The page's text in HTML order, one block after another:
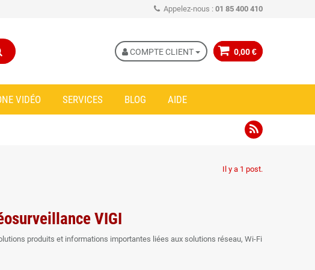
Appelez-nous : 01 85 400 410
0,00 €
COMPTE CLIENT
VIDÉO SERVICES BLOG AIDE
Il y a 1 post.
VIGI
produits et informations importantes liées aux solutions réseau, Wi-Fi